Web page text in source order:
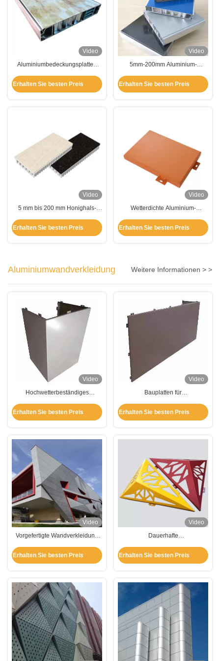
Video
Aluminiumbedeckungsplatten
Gebäude Dekoration
Erhalten Sie besten Preis
Video
5mm-200mm Aluminium-
Honeyball für
Gebäudedekoration
Erhalten Sie besten Preis
Video
5 mm bis 200 mm Honighals-
Bekleidungsplatten für
Erhalten Sie besten Preis
Video
Wetterdichte Aluminium-
künstlicher Holzfarbe für
Erhalten Sie besten Preis
Aluminiumwandverkleidung Weitere Informationen > >
Video
Hochwetterbeständiges
Wandspalte- und Baldachin-Hülle
Erhalten Sie besten Preis
Video
Bauplatten für
Aluminium
Erhalten Sie besten Preis
Video
Vorgefertigte Wandverkleidung
Pulverbeschichtung für
Gebäudedekoration
Erhalten Sie besten Preis
Video
Dauerhafte
Erhalten Sie besten Preis